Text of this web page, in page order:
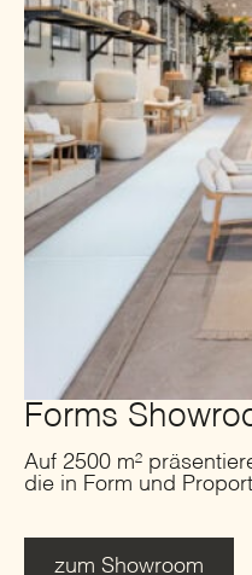
Forms
Auf 2500 m²
die in Form und
zum Showroom